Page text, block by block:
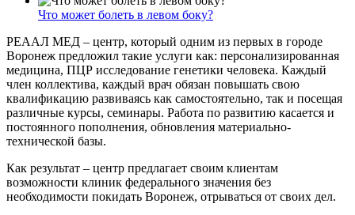
Что может болеть в левом боку?
РЕААЛ МЕД – центр, который одним из первых в городе
Воронеж предложил такие услуги как: персонализированная
медицина, ПЦР исследование генетики человека. Каждый
член коллектива, каждый врач обязан повышать свою
квалификацию развиваясь как самостоятельно, так и посещая
различные курсы, семинары. Работа по развитию касается и
постоянного пополнения, обновления материально-
технической базы.
Как результат – центр предлагает своим клиентам
возможности клиник федерального значения без
необходимости покидать Воронеж, отрываться от своих дел.